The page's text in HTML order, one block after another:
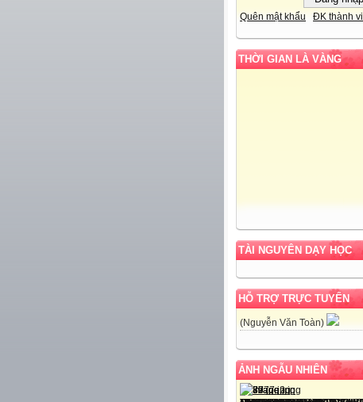
Quên mật khẩu ĐK thành
THỜI GIAN LÀ VÀNG
TÀI NGUYÊN DẠY HỌC
HỖ TRỢ TRỰC TUYẾN
(Nguyễn Văn Toàn)
ẢNH NGẪU NHIÊN